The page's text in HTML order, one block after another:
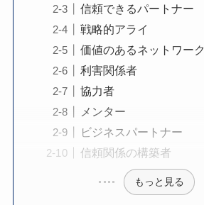
信頼できるパートナー
戦略的アライ
価値のあるネットワーク
利害関係者
協力者
メンター
ビジネスパートナー
信頼関係の構築者
もっと見る